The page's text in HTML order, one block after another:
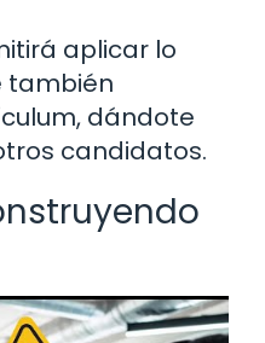
aplicar lo
también
dándote
candidatos.